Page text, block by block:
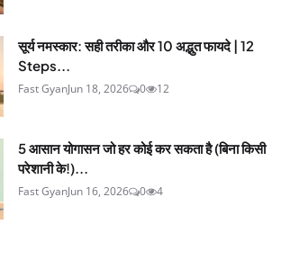
सूर्य नमस्कार: सही तरीका और 10 अद्भुत फायदे | 12
Steps...
Fast GyanJun 18, 2026 0 12
5 आसान योगासन जो हर कोई कर सकता है (बिना किसी
परेशानी के!)...
Fast GyanJun 16, 2026 0 4